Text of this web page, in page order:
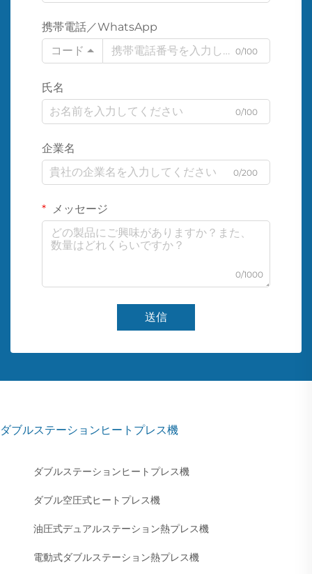
携帯電話／WhatsApp
コード
0/100
氏名
0/100
企業名
0/200
メッセージ
0/1000
送信
ダブルステーションヒートプレス機
ダブルステーションヒートプレス機
ダブル空圧式ヒートプレス機
油圧式デュアルステーション熱プレス機
電動式ダブルステーション熱プレス機